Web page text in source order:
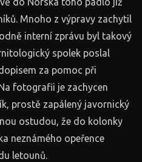
Mnoho z výpravy zachytil
interní zprávu byl takový
spolek poslal
za pomoc při
fotografii je zachycen
prostě zapálený javornický
ostudou, že do kolonky
neznámého opeřence
letounů.